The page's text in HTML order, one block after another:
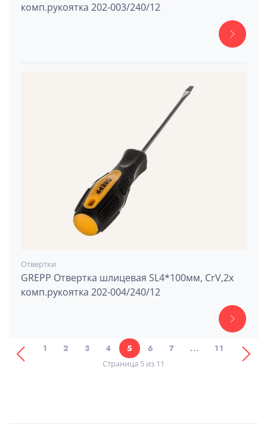
комп.рукоятка 202-003/240/12
Отвертки
GREPP Отвертка шлицевая SL4*100мм, CrV,2х
комп.рукоятка 202-004/240/12
1 2 3 4 5 6 7 ... 11
Страница 5 из 11